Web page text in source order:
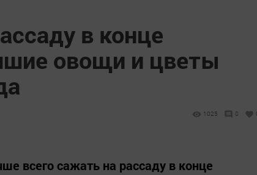
в конце
овощи и цветы
1025 0
всего сажать на рассаду в конце